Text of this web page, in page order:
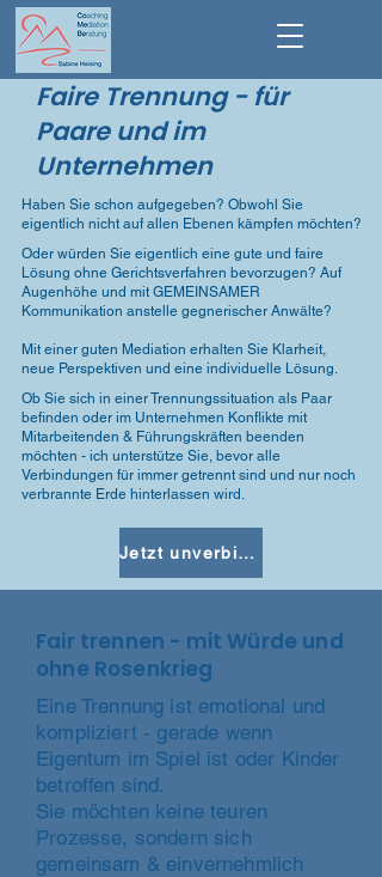
Faire Trennung - für
Paare und im
Unternehmen
Haben Sie schon aufgegeben? Obwohl Sie
eigentlich nicht auf allen Ebenen kämpfen möchten?
Oder würden Sie eigentlich eine gute und faire
Lösung ohne Gerichtsverfahren bevorzugen? Auf
Augenhöhe und mit GEMEINSAMER
Kommunikation anstelle gegnerischer Anwälte?
Mit einer guten Mediation erhalten Sie Klarheit,
neue Perspektiven und eine individuelle Lösung.
Ob Sie sich in einer Trennungssituation als Paar
befinden oder im Unternehmen Konflikte mit
Mitarbeitenden & Führungskräften beenden
möchten - ich unterstütze Sie, bevor alle
Verbindungen für immer getrennt sind und nur noch
verbrannte Erde hinterlassen wird.
Jetzt unverbindlich Erstgespräch vereinbaren
Fair trennen - mit Würde und
ohne Rosenkrieg
Eine Trennung ist emotional und
kompliziert - gerade wenn
Eigentum im Spiel ist oder Kinder
betroffen sind.
Sie möchten keine teuren
Prozesse, sondern sich
gemeinsam & einvernehmlich